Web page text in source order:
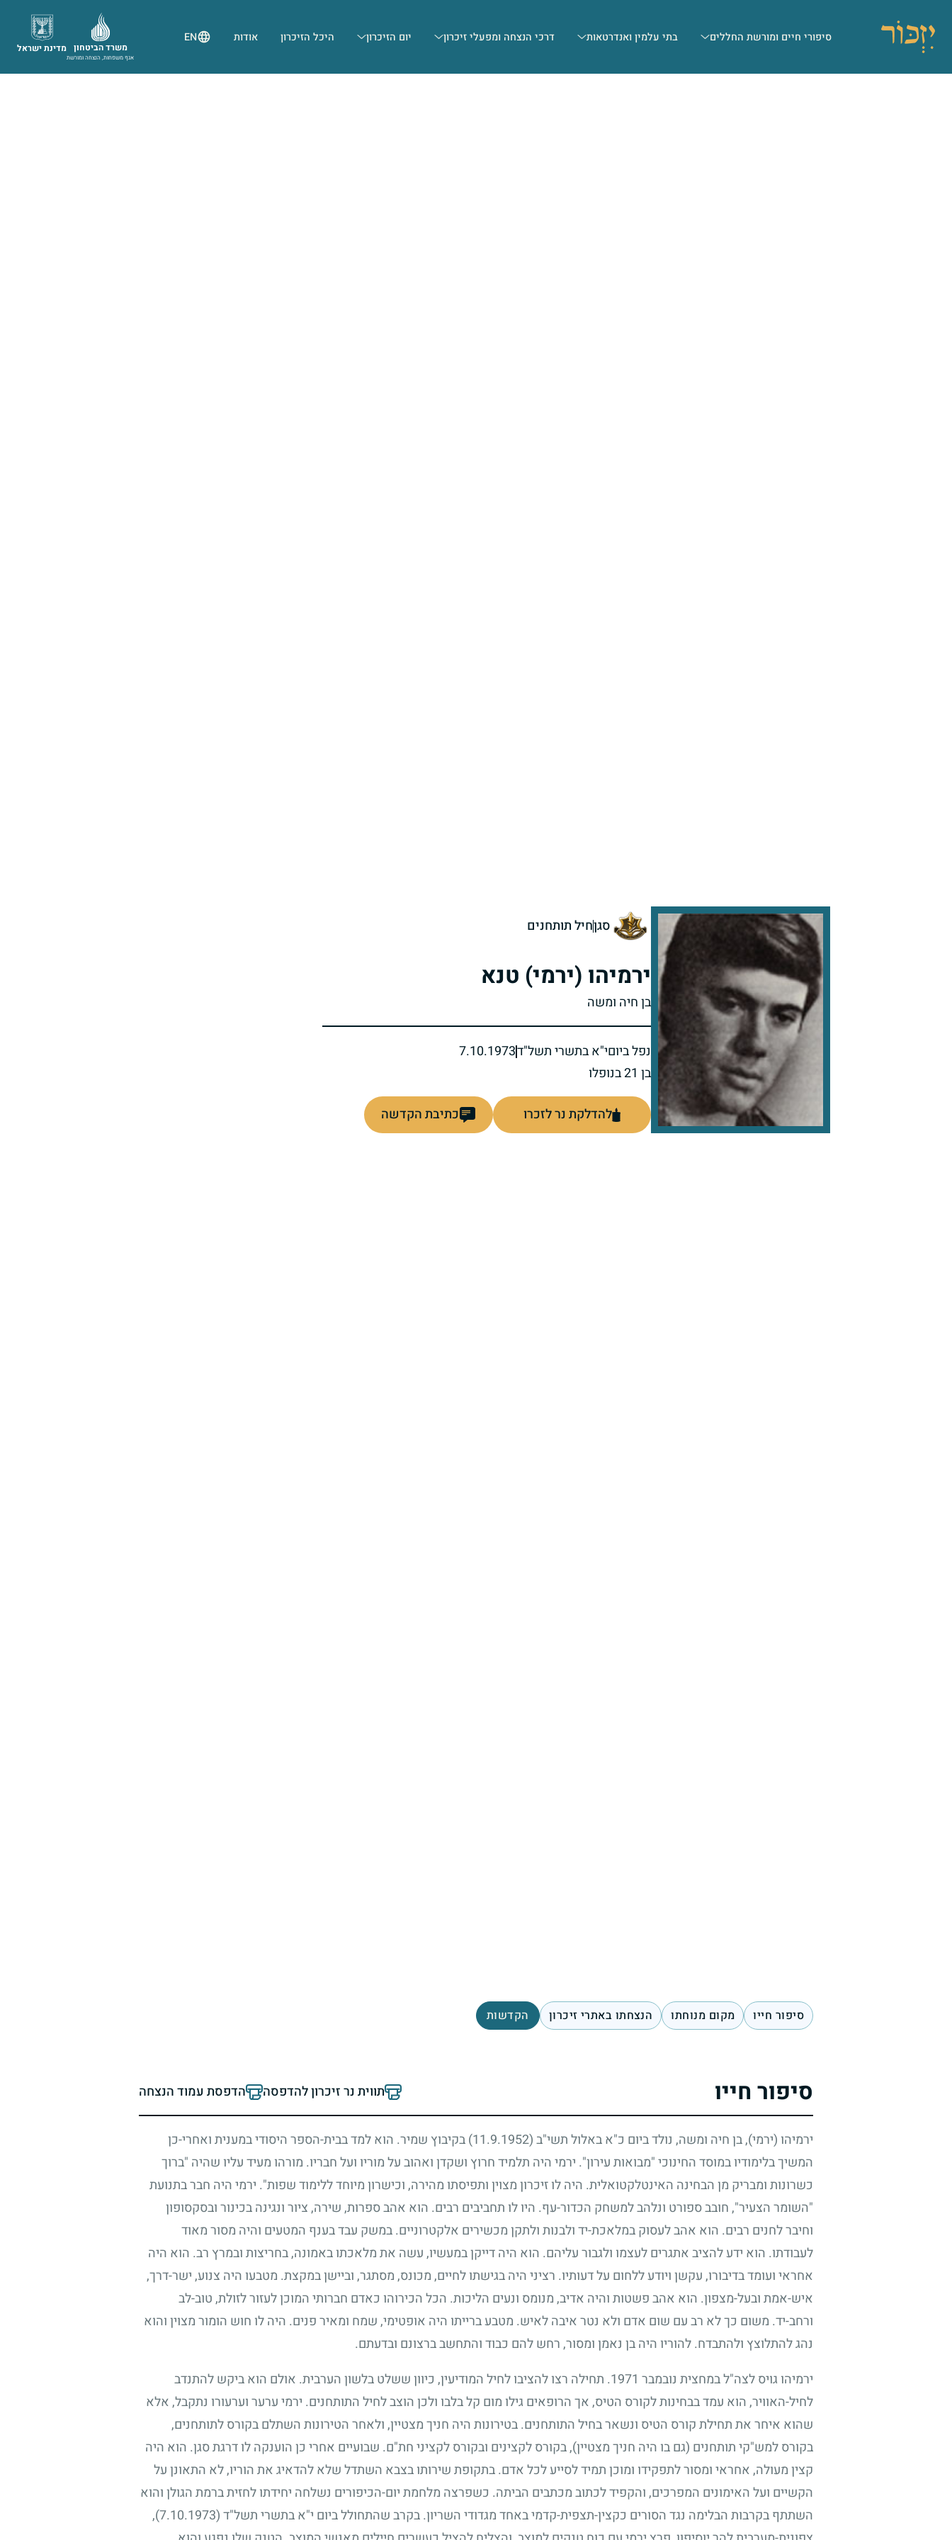
סיפורי חיים ומורשת החללים בתי עלמין ואנדרטאות דרכי הנצחה ומפעלי זיכרון יום הזיכרון היכל הזיכרון אודות EN
מדינת ישראל משרד הביטחון
אגף משפחות, הנצחה ומורשת
סגןחיל תותחנים
ירמיהו (ירמי) טנא
בן חיה ומשה
נפל ביוםי"א בתשרי תשל"ד7.10.1973
בן 21 בנופלו
להדלקת נר לזכרו כתיבת הקדשה
סיפור חייו מקום מנוחתו הנצחתו באתרי זיכרון הקדשות
סיפור חייו תווית נר זיכרון להדפסה הדפסת עמוד הנצחה
ירמיהו (ירמי), בן חיה ומשה, נולד ביום כ"א באלול תשי"ב(11.9.1952)
בקיבוץ שמיר. הוא למד בבית-הספר היסודי במענית ואחרי-כן
המשיך בלימודיו במוסד החינוכי "מבואות עירון". ירמי היה תלמיד חרוץ ושקדן ואהוב על מוריו ועל חבריו. מורהו מעיד עליו שהיה "ברוך
כשרונות ומבריק מן הבחינה האינטלקטואלית. היה לו זיכרון מצוין ותפיסתו מהירה, וכישרון מיוחד ללימוד שפות". ירמי היה חבר בתנועת
"השומר הצעיר", חובב ספורט ונלהב למשחק הכדור-עף. היו לו תחביבים רבים. הוא אהב ספרות, שירה, ציור ונגינה בכינור ובסקסופון
וחיבר לחנים רבים. הוא אהב לעסוק במלאכת-יד ולבנות ולתקן מכשירים אלקטרוניים. במשק עבד בענף המטעים והיה מסור מאוד
לעבודתו. הוא ידע להציב אתגרים לעצמו ולגבור עליהם. הוא היה דייקן במעשיו, עשה את מלאכתו באמונה, בחריצות ובמרץ רב. הוא היה
אחראי ועומד בדיבורו, עקשן ויודע ללחום על דעותיו. רציני היה בגישתו לחיים, מכונס, מסתגר, וביישן במקצת. מטבעו היה צנוע, ישר-דרך,
איש-אמת ובעל-מצפון. הוא אהב פשטות והיה אדיב, מנומס ונעים הליכות. הכל הכירוהו כאדם חברותי המוכן לעזור לזולת, טוב-לב
ורחב-יד. משום כך לא רב עם שום אדם ולא נטר איבה לאיש. מטבע ברייתו היה אופטימי, שמח ומאיר פנים. היה לו חוש הומור מצוין והוא
נהג להתלוצץ ולהתבדח. להוריו היה בן נאמן ומסור, רחש להם כבוד והתחשב ברצונם ובדעתם.
ירמיהו גויס לצה"ל במחצית נובמבר 1971. תחילה רצו להציבו לחיל המודיעין, כיוון ששלט בלשון הערבית. אולם הוא ביקש להתנדב
לחיל-האוויר, הוא עמד בבחינות לקורס הטיס, אך הרופאים גילו מום קל בלבו ולכן הוצב לחיל התותחנים. ירמי ערער וערעורו נתקבל, אלא
שהוא איחר את תחילת קורס הטיס ונשאר בחיל התותחנים. בטירונות היה חניך מצטיין, ולאחר הטירונות השתלם בקורס לתותחנים,
בקורס למש"קי תותחנים (גם בו היה חניך מצטיין), בקורס לקצינים ובקורס לקציני חת"ם. שבועיים אחרי כן הוענקה לו דרגת סגן. הוא היה
קצין מעולה, אחראי ומסור לתפקידו ומוכן תמיד לסייע לכל אדם. בתקופת שירותו בצבא השתדל שלא להדאיג את הוריו, לא התאונן על
הקשיים ועל האימונים המפרכים, והקפיד לכתוב מכתבים הביתה. כשפרצה מלחמת יום-הכיפורים נשלחה יחידתו לחזית ברמת הגולן והוא
השתתף בקרבות הבלימה נגד הסורים כקצין-תצפית-קדמי באחד מגדודי השריון. בקרב שהתחולל ביום י"א בתשרי תשל"ד(7.10.1973)
,